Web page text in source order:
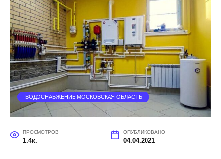
ВОДОСНАБЖЕНИЕ МОСКОВСКАЯ ОБЛАСТЬ
ПРОСМОТРОВ
1.4к.
ОПУБЛИКОВАНО
04.04.2021